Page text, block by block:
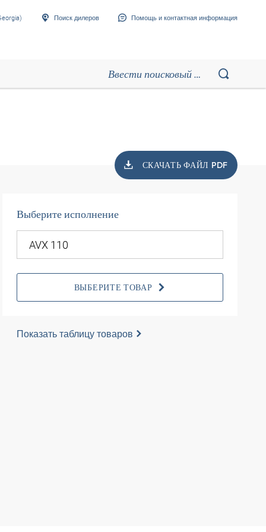
Поиск дилеров Помощь и контактная информация
СКАЧАТЬ ФАЙЛ PDF
Выберите исполнение
ВЫБЕРИТЕ ТОВАР
Показать таблицу товаров